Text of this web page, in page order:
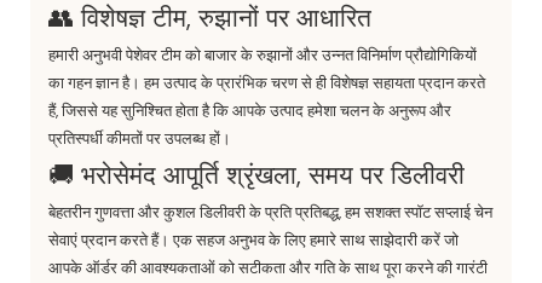
👥 विशेषज्ञ टीम, रुझानों पर आधारित
हमारी अनुभवी पेशेवर टीम को बाजार के रुझानों और उन्नत विनिर्माण प्रौद्योगिकियों
का गहन ज्ञान है। हम उत्पाद के प्रारंभिक चरण से ही विशेषज्ञ सहायता प्रदान करते
हैं, जिससे यह सुनिश्चित होता है कि आपके उत्पाद हमेशा चलन के अनुरूप और
प्रतिस्पर्धी कीमतों पर उपलब्ध हों।
🚚 भरोसेमंद आपूर्ति श्रृंखला, समय पर डिलीवरी
बेहतरीन गुणवत्ता और कुशल डिलीवरी के प्रति प्रतिबद्ध, हम सशक्त स्पॉट सप्लाई चेन
सेवाएं प्रदान करते हैं। एक सहज अनुभव के लिए हमारे साथ साझेदारी करें जो
आपके ऑर्डर की आवश्यकताओं को सटीकता और गति के साथ पूरा करने की गारंटी